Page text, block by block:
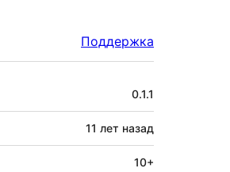
Поддержка
0.1.1
11 лет назад
10+